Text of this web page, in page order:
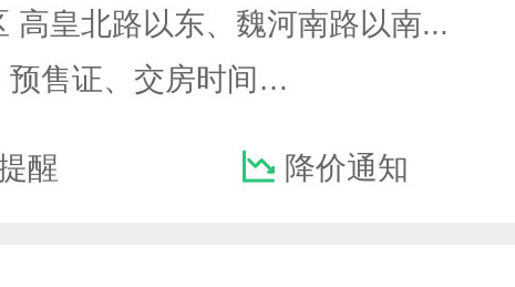
高皇北路以东、魏河南路以南...
预售证、交房时间…
醒 降价通知